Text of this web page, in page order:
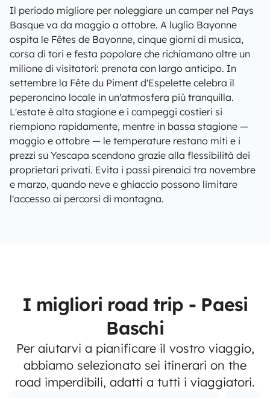
Il periodo migliore per noleggiare un camper nel Pays
Basque va da maggio a ottobre. A luglio Bayonne
ospita le Fêtes de Bayonne, cinque giorni di musica,
corsa di tori e festa popolare che richiamano oltre un
milione di visitatori: prenota con largo anticipo. In
settembre la Fête du Piment d'Espelette celebra il
peperoncino locale in un'atmosfera più tranquilla.
L'estate è alta stagione e i campeggi costieri si
riempiono rapidamente, mentre in bassa stagione —
maggio e ottobre — le temperature restano miti e i
prezzi su Yescapa scendono grazie alla flessibilità dei
proprietari privati. Evita i passi pirenaici tra novembre
e marzo, quando neve e ghiaccio possono limitare
l'accesso ai percorsi di montagna.
I migliori road trip - Paesi
Baschi
Per aiutarvi a pianificare il vostro viaggio,
abbiamo selezionato sei itinerari on the
road imperdibili, adatti a tutti i viaggiatori.